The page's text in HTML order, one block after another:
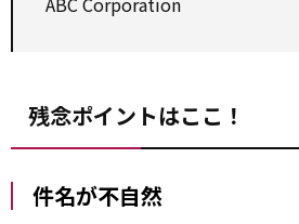
残念ポイントはここ！
件名が不自然